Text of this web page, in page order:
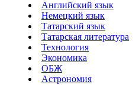
Английский язык
Немецкий язык
Татарский язык
Татарская литература
Технология
Экономика
ОБЖ
Астрономия